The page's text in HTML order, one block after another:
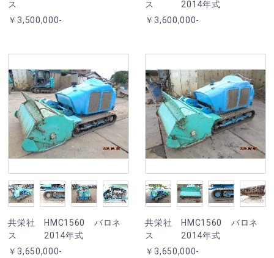
ス
￥3,500,000-
ス 2014年式
￥3,600,000-
共栄社 HMC1560 バロネ
ス 2014年式
￥3,650,000-
共栄社 HMC1560 バロネ
ス 2014年式
￥3,650,000-